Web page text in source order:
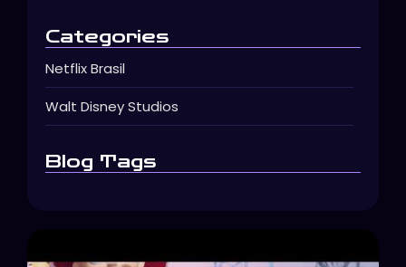
Categories
Netflix Brasil
Walt Disney Studios
Blog Tags